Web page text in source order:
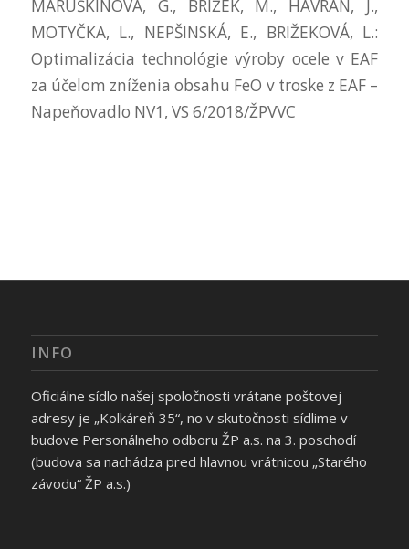
MARUŠKINOVÁ, G., BRIŽEK, M., HAVRAN, J.,
MOTYČKA, L., NEPŠINSKÁ, E., BRIŽEKOVÁ, L.:
Optimalizácia technológie výroby ocele v EAF
za účelom zníženia obsahu FeO v troske z EAF –
Napeňovadlo NV1, VS 6/2018/ŽPVVC
INFO
Oficiálne sídlo našej spoločnosti vrátane poštovej
adresy je „Kolkáreň 35“, no v skutočnosti sídlime v
budove Personálneho odboru ŽP a.s. na 3. poschodí
(budova sa nachádza pred hlavnou vrátnicou „Starého
závodu“ ŽP a.s.)